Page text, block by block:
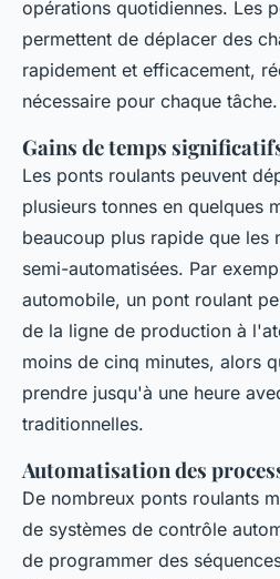
opérations quotidiennes. Les
permettent de déplacer des
rapidement et efficacement,
nécessaire pour chaque tâche.
Gains de temps
Les ponts roulants peuvent
plusieurs tonnes en quelques
beaucoup plus rapide que les
semi-automatisées. Par
automobile, un pont roulant
de la ligne de production à
moins de cinq minutes, alors
prendre jusqu'à une heure
traditionnelles.
Automatisation des
De nombreux ponts roulants
de systèmes de contrôle
de programmer des